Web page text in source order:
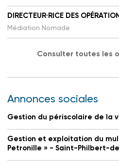
DIRECTEUR·RICE DES
Médiation Nomade
Consulter toutes les
Annonces sociales
Gestion du périscolaire de la
Gestion et exploitation du
Petronille » - Saint-Philbert-